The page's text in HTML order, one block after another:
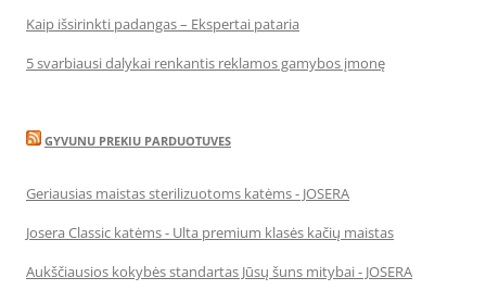
Kaip išsirinkti padangas – Ekspertai pataria
5 svarbiausi dalykai renkantis reklamos gamybos įmonę
GYVUNU PREKIU PARDUOTUVES
Geriausias maistas sterilizuotoms katėms - JOSERA
Josera Classic katėms - Ulta premium klasės kačių maistas
Aukščiausios kokybės standartas Jūsų šuns mitybai - JOSERA